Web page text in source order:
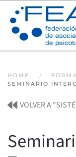
Skip to main
HOME
SEMINARIO
VOLVER A